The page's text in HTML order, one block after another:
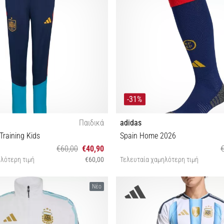
Παιδικά
Kids
€60,00 €40,90
τιμή €60,00
L (159-164 cm) XL (165-176 cm)
-31%
adidas
Spain Home 2026
Τελευταία χαμηλότερη τιμή
M L XL
Νέο